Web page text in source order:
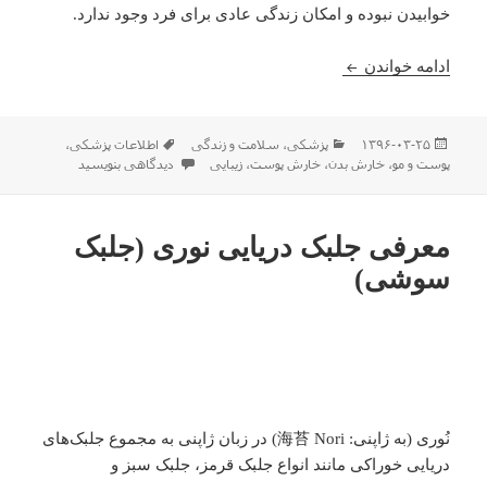
خوابیدن نبوده و امکان زندگی عادی برای فرد وجود ندارد.
ادامه خواندن دلایل خارش پوست چیست؟
ارسال
شده
۱۳۹۶-۰۳-۲۵ دسته‌ها
پزشکی، سلامت و زندگی برچسب‌ها
اطلاعات پزشکی،
پوست و مو،خارش بدن،خارش پوست،زیبایی برای دلایل خارش پوست چیست؟
دیدگاهی بنویسید
معرفی جلبک دریایی نوری (جلبک
سوشی)
نُوری (به ژاپنی: 海苔 Nori) در زبان ژاپنی به مجموع جلبک‌های
دریایی خوراکی مانند انواع جلبک قرمز، جلبک سبز و